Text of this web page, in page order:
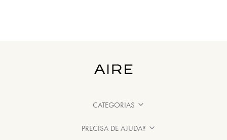
CATEGORIAS
PRECISA DE AJUDA?